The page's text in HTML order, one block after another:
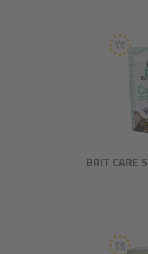
BRIT CARE